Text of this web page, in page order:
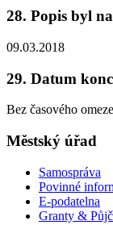
28. Popis byl
09.03.2018
29. Datum
Bez časového
Městský úřad
Samospráva
Povinné
E-podatelna
Granty &